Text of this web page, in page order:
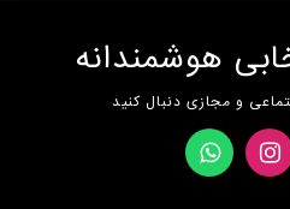
هوشمندانه
و مجازی دنبال کنید